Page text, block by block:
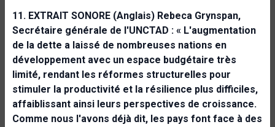
11. EXTRAIT SONORE (Anglais) Rebeca Grynspan,
Secrétaire générale de l'UNCTAD : « L'augmentation
de la dette a laissé de nombreuses nations en
développement avec un espace budgétaire très
limité, rendant les réformes structurelles pour
stimuler la productivité et la résilience plus difficiles,
affaiblissant ainsi leurs perspectives de croissance.
Comme nous l'avons déjà dit, les pays font face à des